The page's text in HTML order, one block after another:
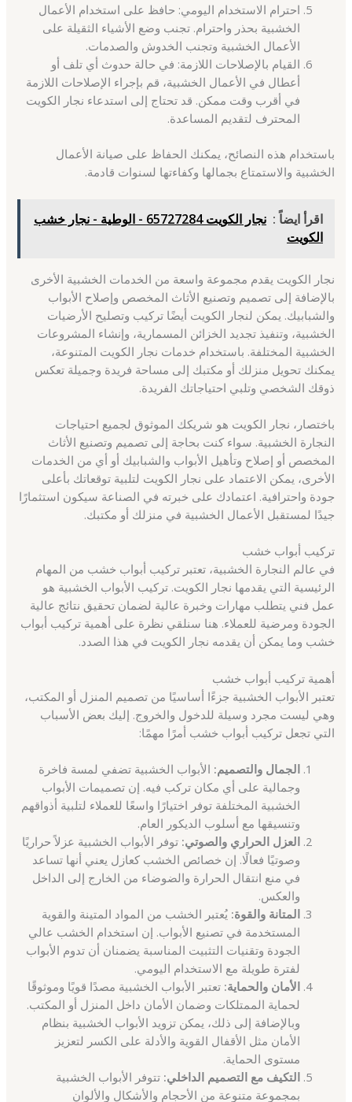
احترام الاستخدام اليومي: حافظ على استخدام الأعمال
الخشبية بحذر واحترام. تجنب وضع الأشياء الثقيلة على
الأعمال الخشبية وتجنب الخدوش والصدمات.
القيام بالإصلاحات اللازمة: في حالة حدوث أي تلف أو
أعطال في الأعمال الخشبية، قم بإجراء الإصلاحات اللازمة
في أقرب وقت ممكن. قد تحتاج إلى استدعاء نجار الكويت
المحترف لتقديم المساعدة.
باستخدام هذه النصائح، يمكنك الحفاظ على صيانة الأعمال
الخشبية والاستمتاع بجمالها وكفاءتها لسنوات قادمة.
اقرأ ايضاً :
نجار الكويت 65727284 - الوطية - نجار خشب
الكويت
نجار الكويت يقدم مجموعة واسعة من الخدمات الخشبية الأخرى
بالإضافة إلى تصميم وتصنيع الأثاث المخصص وإصلاح الأبواب
والشبابيك. يمكن لنجار الكويت أيضًا تركيب وتصليح الأرضيات
الخشبية، وتنفيذ تجديد الخزائن المسمارية، وإنشاء المشروعات
الخشبية المختلفة. باستخدام خدمات نجار الكويت المتنوعة،
يمكنك تحويل منزلك أو مكتبك إلى مساحة فريدة وجميلة تعكس
ذوقك الشخصي وتلبي احتياجاتك الفريدة.
باختصار، نجار الكويت هو شريكك الموثوق لجميع احتياجات
النجارة الخشبية. سواء كنت بحاجة إلى تصميم وتصنيع الأثاث
المخصص أو إصلاح وتأهيل الأبواب والشبابيك أو أي من الخدمات
الأخرى، يمكن الاعتماد على نجار الكويت لتلبية توقعاتك بأعلى
جودة واحترافية. اعتمادك على خبرته في الصناعة سيكون استثمارًا
جيدًا لمستقبل الأعمال الخشبية في منزلك أو مكتبك.
تركيب أبواب خشب
في عالم النجارة الخشبية، تعتبر تركيب أبواب خشب من المهام
الرئيسية التي يقدمها نجار الكويت. تركيب الأبواب الخشبية هو
عمل فني يتطلب مهارات وخبرة عالية لضمان تحقيق نتائج عالية
الجودة ومرضية للعملاء. هنا سنلقي نظرة على أهمية تركيب أبواب
خشب وما يمكن أن يقدمه نجار الكويت في هذا الصدد.
أهمية تركيب أبواب خشب
تعتبر الأبواب الخشبية جزءًا أساسيًا من تصميم المنزل أو المكتب،
وهي ليست مجرد وسيلة للدخول والخروج. إليك بعض الأسباب
التي تجعل تركيب أبواب خشب أمرًا مهمًا:
الجمال والتصميم: الأبواب الخشبية تضفي لمسة فاخرة
وجمالية على أي مكان تركب فيه. إن تصميمات الأبواب
الخشبية المختلفة توفر اختيارًا واسعًا للعملاء لتلبية أذواقهم
وتنسيقها مع أسلوب الديكور العام.
العزل الحراري والصوتي: توفر الأبواب الخشبية عزلاً حراريًا
وصوتيًا فعالًا. إن خصائص الخشب كعازل يعني أنها تساعد
في منع انتقال الحرارة والضوضاء من الخارج إلى الداخل
والعكس.
المتانة والقوة: يُعتبر الخشب من المواد المتينة والقوية
المستخدمة في تصنيع الأبواب. إن استخدام الخشب عالي
الجودة وتقنيات التثبيت المناسبة يضمنان أن تدوم الأبواب
لفترة طويلة مع الاستخدام اليومي.
الأمان والحماية: تعتبر الأبواب الخشبية مصدًا قويًا وموثوقًا
لحماية الممتلكات وضمان الأمان داخل المنزل أو المكتب.
وبالإضافة إلى ذلك، يمكن تزويد الأبواب الخشبية بنظام
الأمان مثل الأقفال القوية والأدلة على الكسر لتعزيز
مستوى الحماية.
التكيف مع التصميم الداخلي: تتوفر الأبواب الخشبية
بمجموعة متنوعة من الأحجام والأشكال والألوان